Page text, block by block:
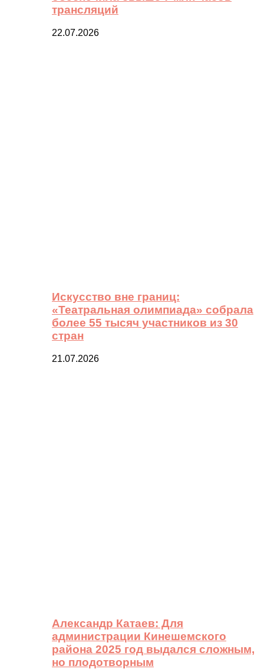
трансляций
22.07.2026
Искусство вне границ:
«Театральная олимпиада» собрала
более 55 тысяч участников из 30
стран
21.07.2026
Александр Катаев: Для
администрации Кинешемского
района 2025 год выдался сложным,
но плодотворным